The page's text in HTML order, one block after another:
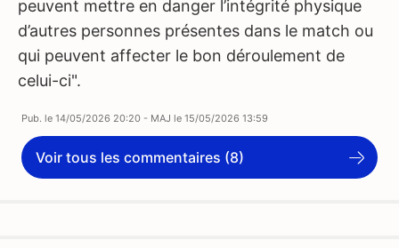
peuvent mettre en danger l’intégrité physique
d’autres personnes présentes dans le match ou
qui peuvent affecter le bon déroulement de
celui-ci".
Pub. le 14/05/2026 20:20 - MAJ le 15/05/2026 13:59
Voir tous les commentaires (8)